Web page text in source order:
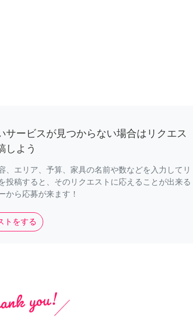
サービスが見つからない場合はリクエス
しよう
、エリア、予算、家具の名前や数などを入力してリ
投稿すると、そのリクエストに応えることが出来る
から応募が来ます！
トをする